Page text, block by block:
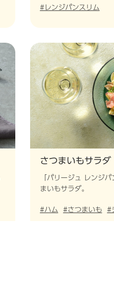
#レンジパンスリム
さつまいもサラダ
「パリージュ レンジ
まいもサラダ。
#ハム #さつまいも #